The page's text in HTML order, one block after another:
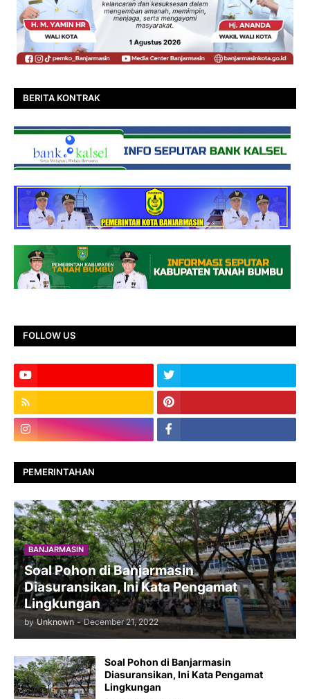
BERITA KONTRAK
FOLLOW US
PEMERINTAHAN
BANJARMASIN
Soal Pohon di Banjarmasin
Diasuransikan, Ini Kata Pengamat
Lingkungan
by Unknown - December 21, 2022
Soal Pohon di Banjarmasin
Diasuransikan, Ini Kata Pengamat
Lingkungan